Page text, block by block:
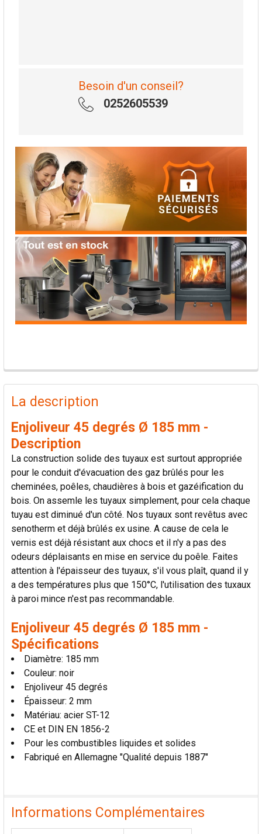
Besoin d'un conseil?
0252605539
PRODUITS
FRÉQUEMMENT
ACHETÉS
TOUT
SÉLECTIONNER
AJOUTER
LA
SÉLECTION
AU PANIER
La description
Enjoliveur 45 degrés Ø 185 mm -
Description
La construction solide des tuyaux est surtout appropriée
pour le conduit d'évacuation des gaz brûlés pour les
cheminées, poêles, chaudières à bois et gazéification du
bois. On assemle les tuyaux simplement, pour cela chaque
tuyau est diminué d'un côté. Nos tuyaux sont revêtus avec
senotherm et déjà brûlés ex usine. A cause de cela le
vernis est déjà résistant aux chocs et il n'y a pas des
odeurs déplaisants en mise en service du poêle. Faites
attention à l'épaisseur des tuyaux, s'il vous plaît, quand il y
a des températures plus que 150°C, l'utilisation des tuxaux
à paroi mince n'est pas recommandable.
Enjoliveur 45 degrés Ø 185 mm -
Spécifications
Diamètre: 185 mm
Couleur: noir
Enjoliveur 45 degrés
Épaisseur: 2 mm
Matériau: acier ST-12
CE et DIN EN 1856-2
Pour les combustibles liquides et solides
Fabriqué en Allemagne "Qualité depuis 1887"
Informations Complémentaires